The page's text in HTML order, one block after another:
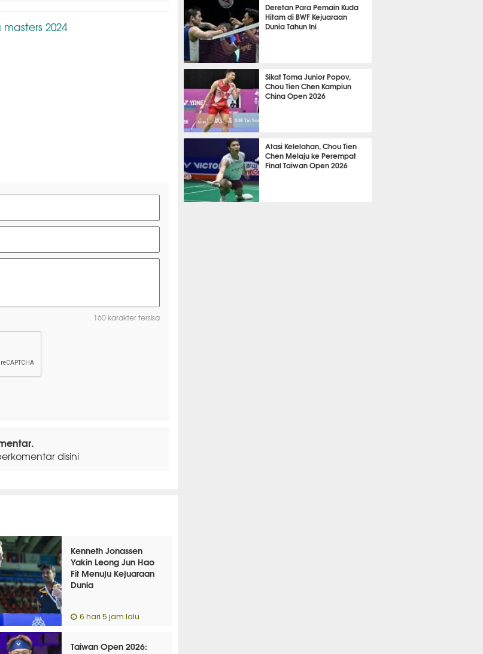
2024
160 karakter tersisa
disini
Kenneth Jonassen
Yakin Leong Jun Hao
Fit Menuju Kejuaraan
Dunia
6 hari 5 jam lalu
Taiwan Open 2026:
Deretan Para Pemain Kuda
Hitam di BWF Kejuaraan
Dunia Tahun Ini
BADMINTON
Sikat Toma Junior Popov,
Chou Tien Chen Kampiun
China Open 2026
BADMINTON
Atasi Kelelahan, Chou Tien
Chen Melaju ke Perempat
Final Taiwan Open 2026